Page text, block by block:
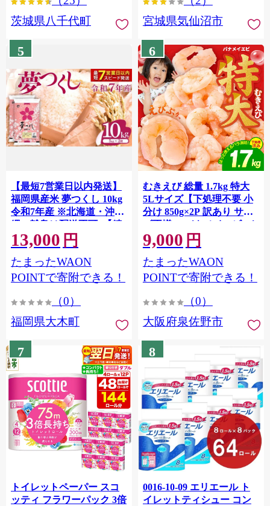
茨城県八千代町
宮城県気仙沼市
5
【最短7営業日以内発送】
福岡県産米 夢つくし 10kg
令和7年産 ※北海道・沖
縄・離島は配送不可 |【精
米 単一米 単一原料米 7年
産 国産 お米 ブランド米
5kg × 2 ゆめつくし】
CY009_01
13,000 円
たまったWAON
POINTで寄附できる！
（0）
福岡県大木町
6
むきえび 総量 1.7kg 特大
5Lサイズ【下処理不要 小
分け 850g×2P 訳あり サイ
ズ不揃い バナメイエビ バ
ラ凍結】 G4142
9,000 円
たまったWAON
POINTで寄附できる！
（0）
大阪府泉佐野市
7
トイレットペーパー スコ
ッティ フラワーパック 3倍
8
0016-10-09 エリエール ト
イレットティシュー コン